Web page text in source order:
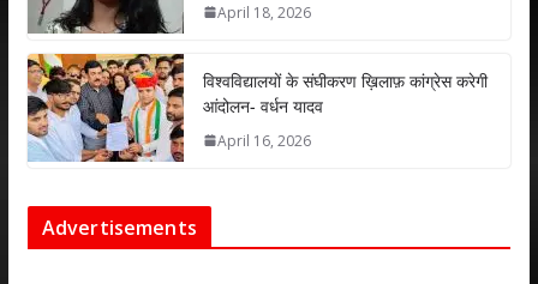
April 18, 2026
विश्वविद्यालयों के संघीकरण ख़िलाफ़ कांग्रेस करेगी
आंदोलन- वर्धन यादव
April 16, 2026
Advertisements